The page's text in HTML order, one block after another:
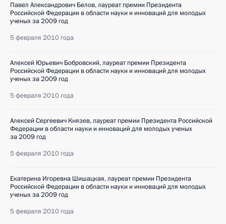
Павел Александрович Белов, лауреат премии Президента
Российской Федерации в области науки и инноваций для молодых
ученых за 2009 год
5 февраля 2010 года
Алексей Юрьевич Бобровский, лауреат премии Президента
Российской Федерации в области науки и инноваций для молодых
ученых за 2009 год
5 февраля 2010 года
Алексей Сергеевич Князев, лауреат премии Президента Российской
Федерации в области науки и инноваций для молодых ученых
за 2009 год
5 февраля 2010 года
Екатерина Игоревна Шишацкая, лауреат премии Президента
Российской Федерации в области науки и инноваций для молодых
ученых за 2009 год
5 февраля 2010 года